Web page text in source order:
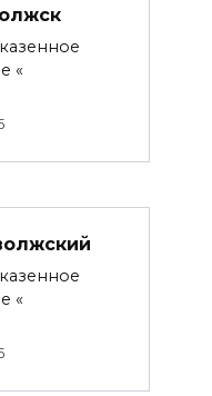
«
«